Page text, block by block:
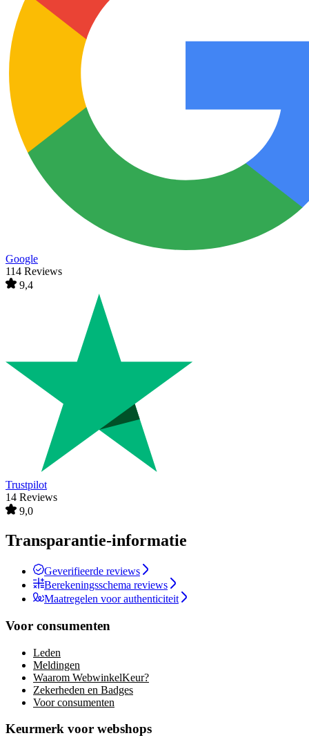
Google
114 Reviews
9,4
Trustpilot
14 Reviews
9,0
Transparantie-informatie
Geverifieerde reviews
Berekeningsschema reviews
Maatregelen voor authenticiteit
Voor consumenten
Leden
Meldingen
Waarom WebwinkelKeur?
Zekerheden en Badges
Voor consumenten
Keurmerk voor webshops